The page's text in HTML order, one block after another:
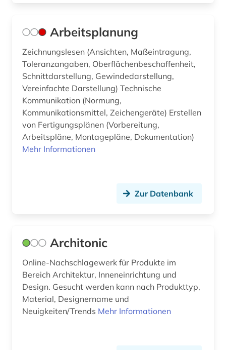
flotte (1)
fluidik (1)
formelsammlung (1)
forschung (7)
forschungdaten (1)
forschungsbericht (1)
fortschrittsbericht (1)
fotografie (2)
Arbeitsplanung
Zeichnungslesen (Ansichten, Maßeintragung,
Toleranzangaben, Oberflächenbeschaffenheit,
Schnittdarstellung, Gewindedarstellung,
Vereinfachte Darstellung) Technische
Kommunikation (Normung,
Kommunikationsmittel, Zeichengeräte) Erstellen
von Fertigungsplänen (Vorbereitung,
Arbeitspläne, Montagepläne, Dokumentation)
Mehr Informationen
Zur Datenbank
Architonic
Online-Nachschlagewerk für Produkte im
Bereich Architektur, Inneneinrichtung und
Design. Gesucht werden kann nach Produkttyp,
Material, Designername und
Neuigkeiten/Trends Mehr Informationen